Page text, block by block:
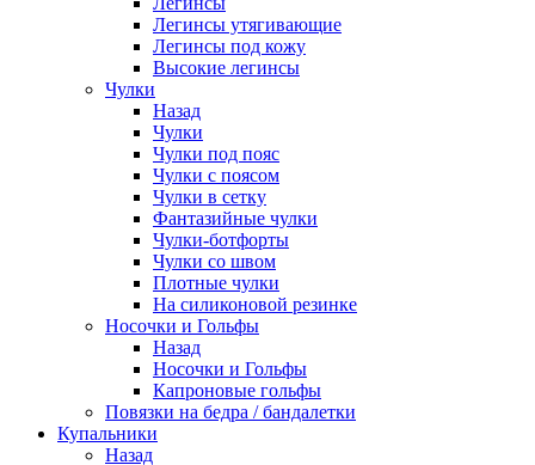
Легинсы утягивающие
Легинсы под кожу
Высокие легинсы
Чулки
Назад
Чулки
Чулки под пояс
Чулки с поясом
Чулки в сетку
Фантазийные чулки
Чулки-ботфорты
Чулки со швом
Плотные чулки
На силиконовой резинке
Носочки и Гольфы
Назад
Носочки и Гольфы
Капроновые гольфы
Повязки на бедра / бандалетки
Купальники
Назад